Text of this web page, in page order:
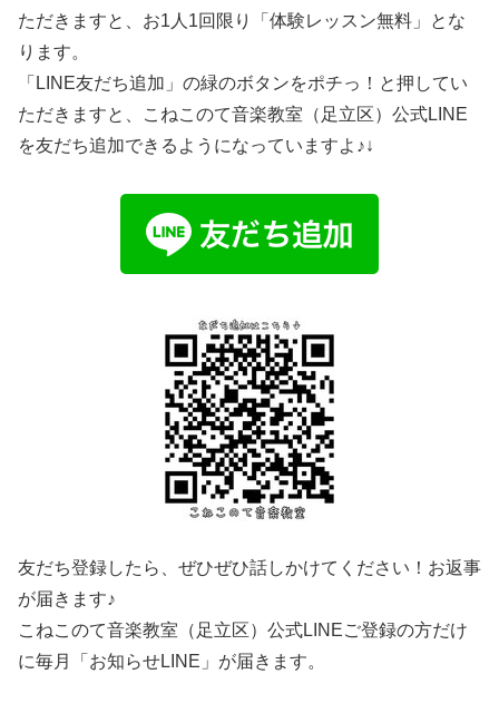
ただきますと、お1人1回限り「体験レッスン無料」とな
ります。
「LINE友だち追加」の緑のボタンをポチっ！と押してい
ただきますと、こねこのて音楽教室（足立区）公式LINE
を友だち追加できるようになっていますよ♪↓
友だち登録したら、ぜひぜひ話しかけてください！お返事
が届きます♪
こねこのて音楽教室（足立区）公式LINEご登録の方だけ
に毎月「お知らせLINE」が届きます。